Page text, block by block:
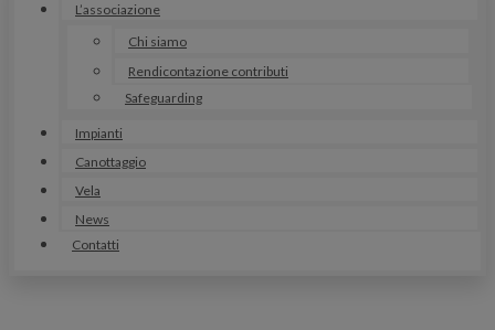
L’associazione
Chi siamo
Rendicontazione contributi
Safeguarding
Impianti
Canottaggio
Vela
News
Contatti